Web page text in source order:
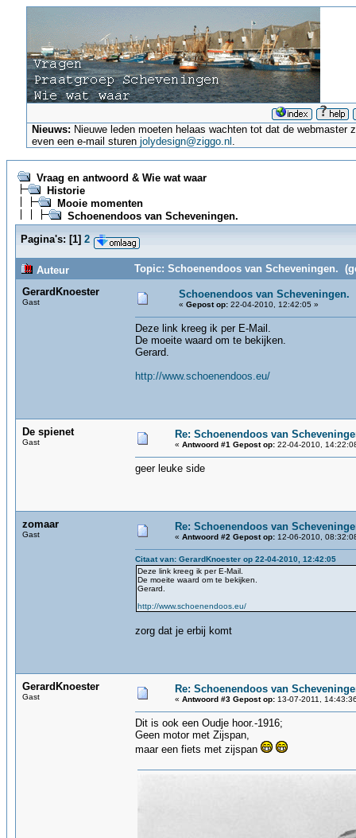
Nieuws: Nieuwe leden moeten helaas wachten tot dat de
even een e-mail sturenjolydesign@ziggo.nl .
Vraag en antwoord & Wie wat waar
Historie
Mooie momenten
Schoenendoos van Scheveningen.
Pagina's: [1] 2
Auteur
Topic: Schoenendoos van Scheveningen.
GerardKnoester
Gast
Schoenendoos van Scheveningen.
« Gepost op: 22-04-2010, 12:42:05 »
Deze link kreeg ik per E-Mail.
De moeite waard om te bekijken.
Gerard.
http://www.schoenendoos.eu/
De spienet
Gast
Re: Schoenendoos van
« Antwoord #1 Gepost op: 22-04-2010,
geer leuke side
zomaar
Gast
Re: Schoenendoos van
« Antwoord #2 Gepost op: 12-06-2010,
Citaat van: GerardKnoester op 22-04-2010, 12:42:05
Deze link kreeg ik per E-Mail.
De moeite waard om te bekijken.
Gerard.
http://www.schoenendoos.eu/
zorg dat je erbij komt
GerardKnoester
Gast
Re: Schoenendoos van
« Antwoord #3 Gepost op: 13-07-2011,
Dit is ook een Oudje hoor.-1916;
Geen motor met Zijspan,
maar een fiets met zijspan